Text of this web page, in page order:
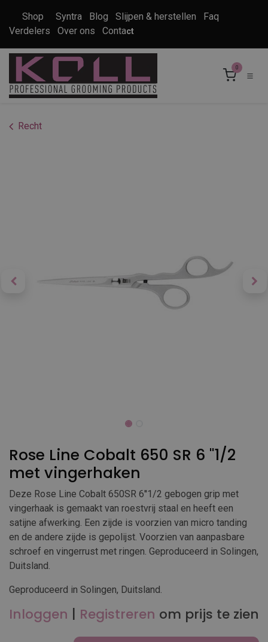
Shop Syntra Blog Slijpen & herstellen
Faq
Verdelers
Over ons Contact
0
Recht
Rose Line Cobalt 650 SR 6 ''1/2
met vingerhaken
Deze Rose Line Cobalt 650SR 6''1/2 gebogen grip met
vingerhaak is gemaakt van roestvrij staal en heeft een
satijne afwerking. Een zijde is voorzien van micro tanding
en de andere zijde is gepolijst. Voorzien van aanpasbare
schroef en vingerrust met ringen. Geproduceerd in Solingen,
Duitsland.
Geproduceerd in Solingen, Duitsland.
Inloggen | Registreren om prijs te zien